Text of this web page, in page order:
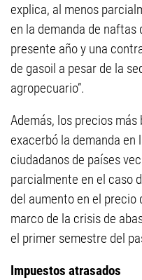
explica, al menos
en la demanda de
presente año y una
de gasoil a pesar de la
agropecuario”.
Además, los precios
exacerbó la demanda en
ciudadanos de países
parcialmente en el caso
del aumento en el
marco de la crisis de
el primer semestre del
Impuestos atrasados